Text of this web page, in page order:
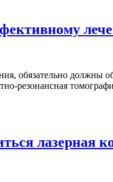
обязательно должны
резонансная
лазерная